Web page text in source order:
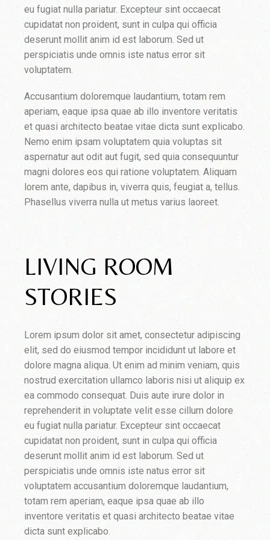
eu fugiat nulla pariatur. Excepteur sint occaecat
cupidatat non proident, sunt in culpa qui officia
deserunt mollit anim id est laborum. Sed ut
perspiciatis unde omnis iste natus error sit
voluptatem.
Accusantium doloremque laudantium, totam rem
aperiam, eaque ipsa quae ab illo inventore veritatis
et quasi architecto beatae vitae dicta sunt explicabo.
Nemo enim ipsam voluptatem quia voluptas sit
aspernatur aut odit aut fugit, sed quia consequuntur
magni dolores eos qui ratione voluptatem. Aliquam
lorem ante, dapibus in, viverra quis, feugiat a, tellus.
Phasellus viverra nulla ut metus varius laoreet.
LIVING ROOM
STORIES
Lorem ipsum dolor sit amet, consectetur adipiscing
elit, sed do eiusmod tempor incididunt ut labore et
dolore magna aliqua. Ut enim ad minim veniam, quis
nostrud exercitation ullamco laboris nisi ut aliquip ex
ea commodo consequat. Duis aute irure dolor in
reprehenderit in voluptate velit esse cillum dolore
eu fugiat nulla pariatur. Excepteur sint occaecat
cupidatat non proident, sunt in culpa qui officia
deserunt mollit anim id est laborum. Sed ut
perspiciatis unde omnis iste natus error sit
voluptatem accusantium doloremque laudantium,
totam rem aperiam, eaque ipsa quae ab illo
inventore veritatis et quasi architecto beatae vitae
dicta sunt explicabo.